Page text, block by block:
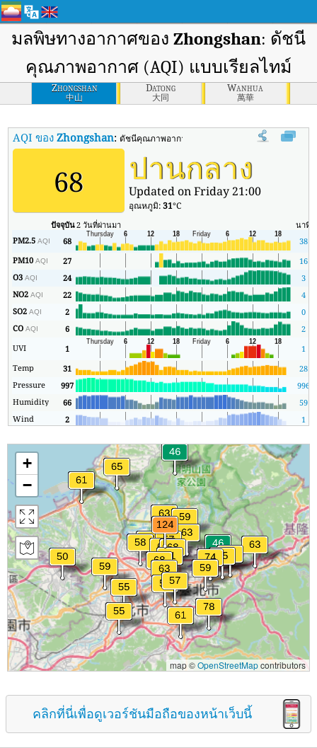
มลพิษทางอากาศของ Zhongshan: ดัชนี
คุณภาพอากาศ (AQI) แบบเรียลไทม์
Zhongshan
中山
Datong
大同
Wanhua
萬華
AQI ของZhongshan:ดัชนีคุณภาพอากาศ (AQI) แบบเรียลไทม์ของ
68 ปานกลาง
Updated on Friday 21:00
อุณหภูมิ:31°C
ปัจจุบัน2 วันที่ผ่านมา นาที
PM2.5AQI 68
38
PM10AQI 27
16
O3AQI 24
3
NO2AQI 22
4
SO2AQI 2
0
COAQI 6
2
UVI
1
1
Temp
31
28
Pressure
997 996
Humidity
66
59
Wind
2 1
+
−
map ©OpenStreetMapcontributors
คลิกที่นี่เพื่อดูเวอร์ชันมือถือของหน้าเว็บนี้